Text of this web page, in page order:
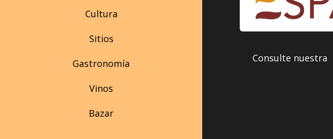
Cultura
Sitios
Gastronomía
Vinos
Bazar
Consulte nuestra